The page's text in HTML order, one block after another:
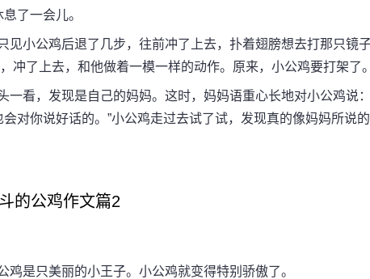
了一会儿。
小公鸡后退了几步，往前冲了上去，扑着翅膀想去打那只镜
冲了上去，和他做着一模一样的动作。原来，小公鸡要打架了
看，发现是自己的妈妈。这时，妈妈语重心长地对小公鸡说
对你说好话的。”小公鸡走过去试了试，发现真的像妈妈所说的
的公鸡作文篇2
是只美丽的小王子。小公鸡就变得特别骄傲了。